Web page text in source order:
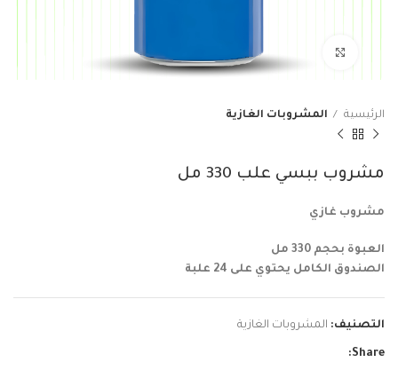
Click to enlarge
الرئيسية المشروبات الغازية
مشروب ببسي علب 330 مل
مشروب غازي
العبوة بحجم 330 مل
الصندوق الكامل يحتوي على 24 علبة
التصنيف: المشروبات الغازية
Share: